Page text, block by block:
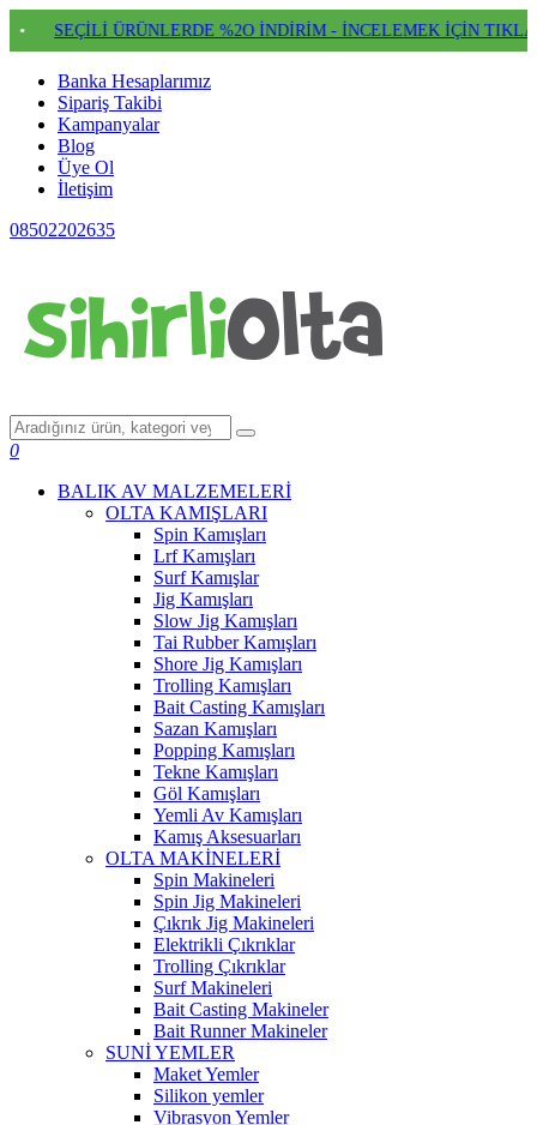
ÜRÜNLERDE %2O İNDİRİM - İNCELEMEK İÇİN TIKLAYIN •
Banka Hesaplarımız
Sipariş Takibi
Kampanyalar
Blog
Üye Ol
İletişim
08502202635
0
BALIK AV MALZEMELERİ
OLTA KAMIŞLARI
Spin Kamışları
Lrf Kamışları
Surf Kamışlar
Jig Kamışları
Slow Jig Kamışları
Tai Rubber Kamışları
Shore Jig Kamışları
Trolling Kamışları
Bait Casting Kamışları
Sazan Kamışları
Popping Kamışları
Tekne Kamışları
Göl Kamışları
Yemli Av Kamışları
Kamış Aksesuarları
OLTA MAKİNELERİ
Spin Makineleri
Spin Jig Makineleri
Çıkrık Jig Makineleri
Elektrikli Çıkrıklar
Trolling Çıkrıklar
Surf Makineleri
Bait Casting Makineler
Bait Runner Makineler
SUNİ YEMLER
Maket Yemler
Silikon yemler
Vibrasyon Yemler